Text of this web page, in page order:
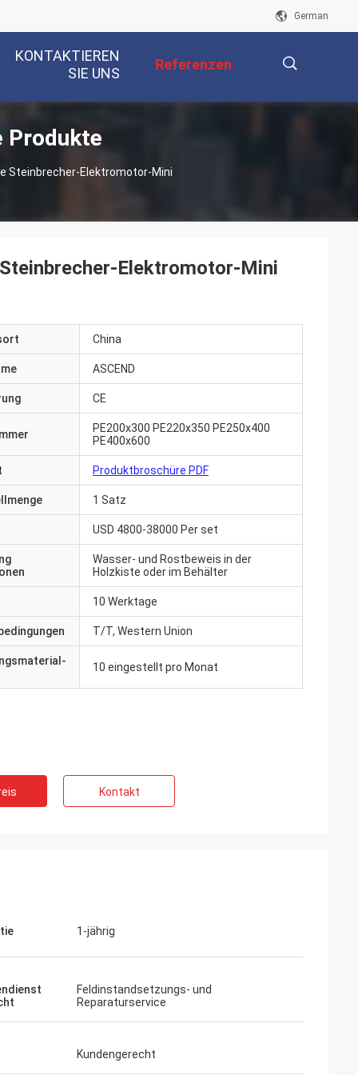
German
KONTAKTIEREN
SIE UNS
Referenzen
Produkte
Steinbrecher-Elektromotor-Mini
Elektromotor-Mini
China
ASCEND
CE
PE200x300 PE220x350 PE250x400
PE400x600
Produktbroschüre PDF
1 Satz
USD 4800-38000 Per set
Wasser- und Rostbeweis in der
Holzkiste oder im Behälter
10 Werktage
T/T, Western Union
10 eingestellt pro Monat
Kontakt
1-jährig
Feldinstandsetzungs- und
Reparaturservice
Kundengerecht